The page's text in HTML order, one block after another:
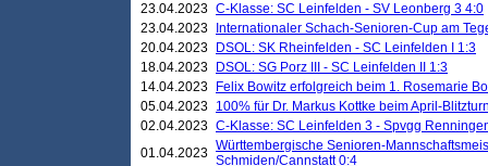
23.04.2023 C-Klasse: SC Leinfelden - SV Leonberg 3 4:0
23.04.2023
Internationaler Schach-Senioren-Cup am
20.04.2023
DSOL: SK Rheinfelden - SC Leinfelden I 1:3
18.04.2023
DSOL: SG Porz III - SC Leinfelden II 1:3
14.04.2023
Felix Bowitz erfolgreich beim 1. Rosemarie
05.04.2023 100% für Dr. Markus Kottke beim April-
02.04.2023 C-Klasse: SC Leinfelden 3 - Spvgg
01.04.2023 Württembergische Senioren-
Schmiden/Cannstatt 0:4